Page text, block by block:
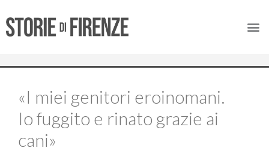
«I miei genitori eroinomani.
Io fuggito e rinato grazie ai
cani»